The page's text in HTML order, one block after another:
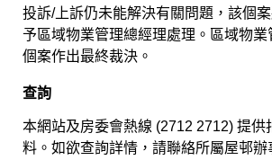
投訴/上訴仍未能解決有關問題，該個
予區域物業管理總經理處理。區域物
個案作出最終裁決。
查詢
本網站及房委會熱線 (2712 2712) 提供
料。如欲查詢詳情，請聯絡所屬屋邨辦